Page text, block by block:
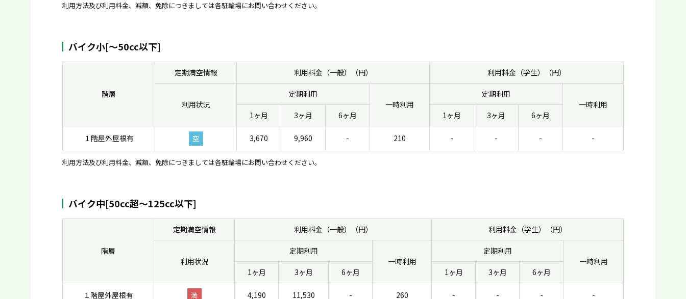
利用方法及び利用料金、減額、免除につきましては各駐輪場にお問い合わせください。
バイク小[〜50cc以下]
階層
定期満空情報 利用料金（一般）（円） 利用料金（学生）（円）
利用状況
定期利用
一時利用
定期利用
一時利用
1ヶ月
3ヶ月 6ヶ月 1ヶ月 3ヶ月 6ヶ月
１階屋外屋根有 空 3,670 9,960 - 210 - - - -
利用方法及び利用料金、減額、免除につきましては各駐輪場にお問い合わせください。
バイク中[50cc超〜125cc以下]
階層
定期満空情報 利用料金（一般）（円） 利用料金（学生）（円）
利用状況
定期利用
一時利用
定期利用
一時利用
1ヶ月
3ヶ月 6ヶ月 1ヶ月 3ヶ月 6ヶ月
１階屋外屋根有 満 4,190 11,530 - 260 - - - -